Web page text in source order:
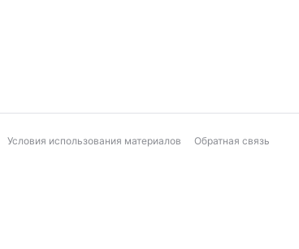
Условия использования материалов Обратная связь